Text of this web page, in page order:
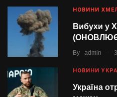
НОВИНИ
Вибухи у
By admin .
НОВИНИ
Україна